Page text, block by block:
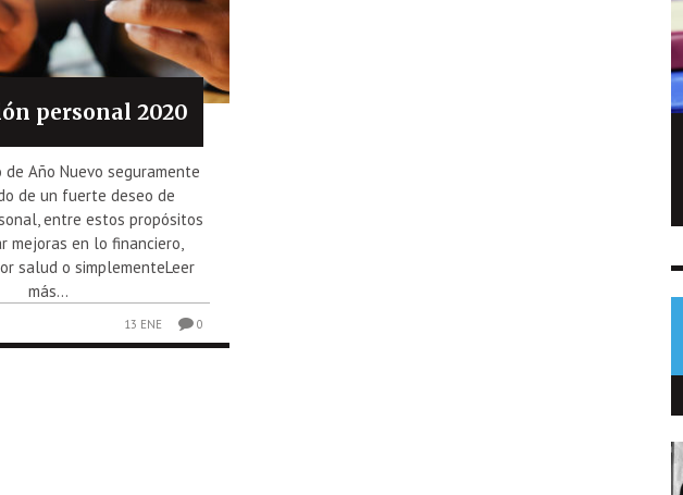
personal 2020
de Año Nuevo seguramente
de un fuerte deseo de
entre estos propósitos
mejoras en lo financiero,
salud o simplementeLeer
más...
13 ENE 0